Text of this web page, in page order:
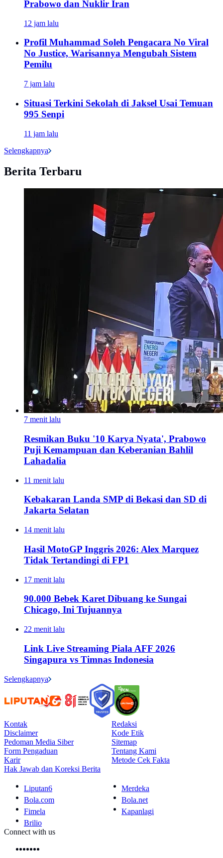
Prabowo dan Nuklir Iran
12 jam lalu
Profil Muhammad Soleh Pengacara No Viral
No Justice, Warisannya Mengubah Sistem
Pemilu
7 jam lalu
Situasi Terkini Sekolah di Jaksel Usai Temuan
995 Senpi
11 jam lalu
Selengkapnya
Berita Terbaru
7 menit lalu
Resmikan Buku '10 Karya Nyata', Prabowo
Puji Kemampuan dan Keberanian Bahlil
Lahadalia
11 menit lalu
Kebakaran Landa SMP di Bekasi dan SD di
Jakarta Selatan
14 menit lalu
Hasil MotoGP Inggris 2026: Alex Marquez
Tidak Tertandingi di FP1
17 menit lalu
90.000 Bebek Karet Dibuang ke Sungai
Chicago, Ini Tujuannya
22 menit lalu
Link Live Streaming Piala AFF 2026
Singapura vs Timnas Indonesia
Selengkapnya
Kontak
Redaksi
Disclaimer
Kode Etik
Pedoman Media Siber
Sitemap
Form Pengaduan
Tentang Kami
Karir
Metode Cek Fakta
Hak Jawab dan Koreksi Berita
Liputan6
Merdeka
Bola.com
Bola.net
Fimela
Kapanlagi
Brilio
Connect with us